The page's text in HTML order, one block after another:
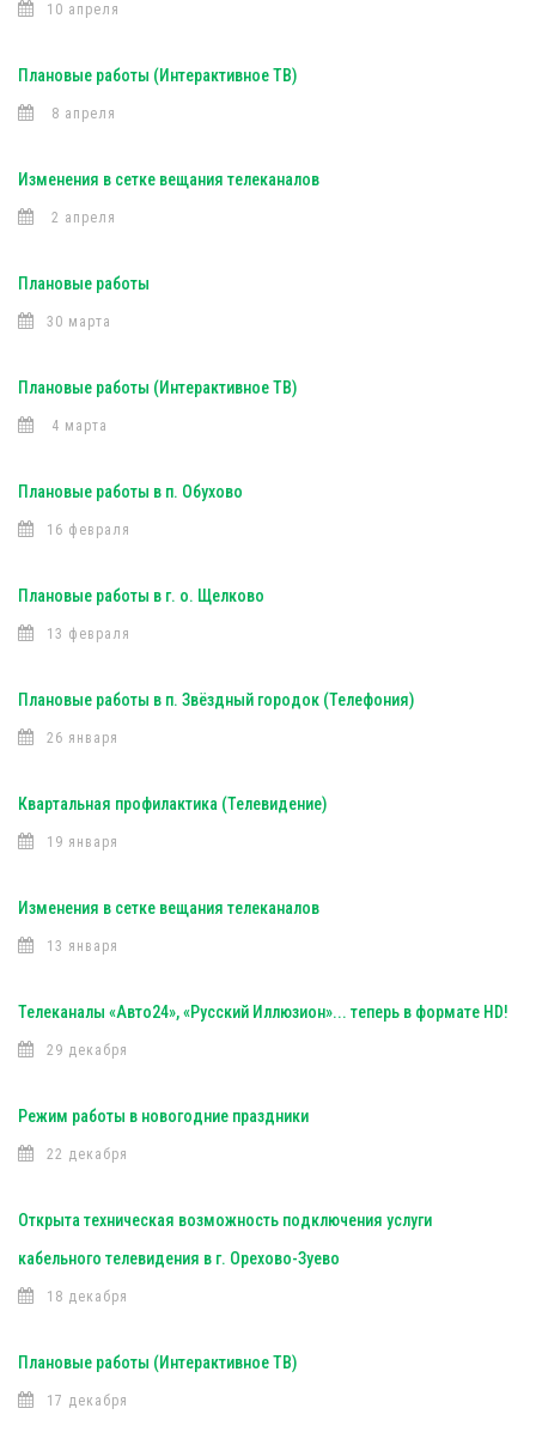
10 апреля
Плановые работы (Интерактивное ТВ)
8 апреля
Изменения в сетке вещания телеканалов
2 апреля
Плановые работы
30 марта
Плановые работы (Интерактивное ТВ)
4 марта
Плановые работы в п. Обухово
16 февраля
Плановые работы в г. о. Щелково
13 февраля
Плановые работы в п. Звёздный городок (Телефония)
26 января
Квартальная профилактика (Телевидение)
19 января
Изменения в сетке вещания телеканалов
13 января
Телеканалы «Авто24», «Русский Иллюзион»... теперь в формате HD!
29 декабря
Режим работы в новогодние праздники
22 декабря
Открыта техническая возможность подключения услуги
кабельного телевидения в г. Орехово-Зуево
18 декабря
Плановые работы (Интерактивное ТВ)
17 декабря